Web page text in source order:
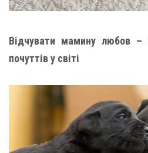
Відчувати мамину любов
почуттів у світі